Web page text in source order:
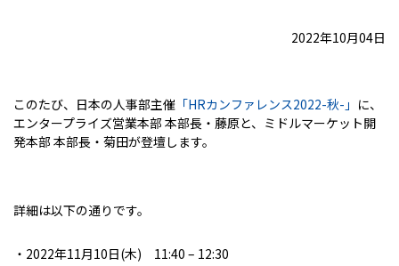
2022年10月04日
このたび、日本の人事部主催 「HRカンファレンス2022-秋-」 に、
エンタープライズ営業本部 本部長・藤原と、ミドルマーケット開
発本部 本部長・菊田が登壇します。
詳細は以下の通りです。
・2022年11月10日(木) 11:40 – 12:30